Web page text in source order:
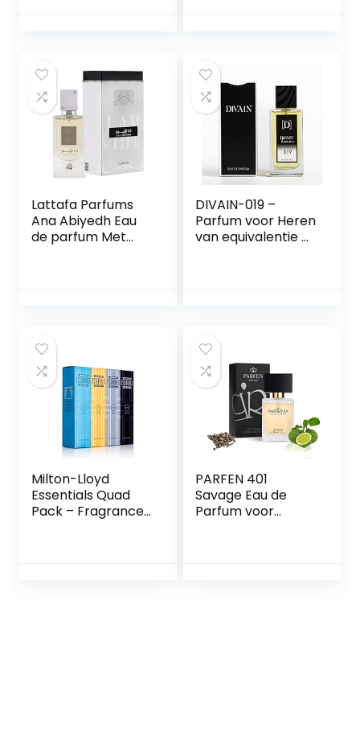
peer, Turkse roos,
jasmijn, vanille,
amber en oud
Lattafa Parfums
Ana Abiyedh Eau
de parfum Met
DIVAIN-019 –
Parfum voor Heren
van equivalentie –
Milton-Lloyd
Essentials Quad
Pack – Fragrance
PARFEN 401
Savage Eau de
Parfum voor